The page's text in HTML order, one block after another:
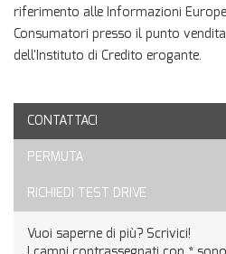
Ho letto e accetto
Acconsento al trattamento
Invia la tua
riferimento alle Informazioni
Consumatori presso il punto
dell'Instituto di Credito erogante.
CONTATTACI
PERMUTA
RICHIEDI TEST DRIVE
Vuoi saperne di più? Scrivici!